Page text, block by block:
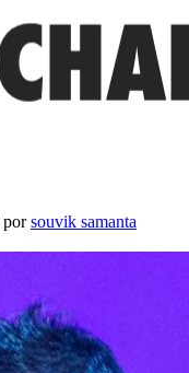
porsouvik samanta